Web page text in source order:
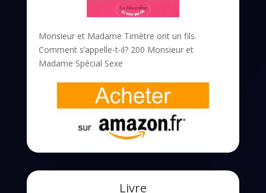
Monsieur et Madame Timètre ont un fils.
Comment s’appelle-t-il? 200 Monsieur et
Madame Spécial Sexe
Livre